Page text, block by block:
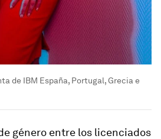
de IBM España, Portugal, Grecia e
género entre los licenciados